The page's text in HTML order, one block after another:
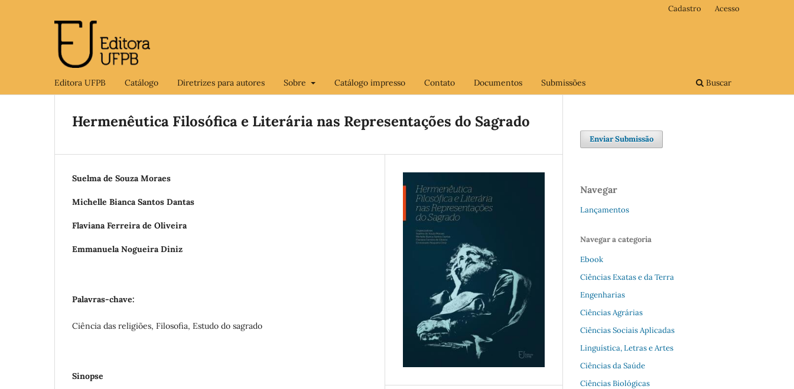
Editora UFPB Catálogo Diretrizes para autores Sobre Catálogo impresso Contato Documentos Submissões Buscar
Cadastro Acesso
Hermenêutica Filosófica e Literária nas Representações do Sagrado
Suelma de Souza Moraes
Michelle Bianca Santos Dantas
Flaviana Ferreira de Oliveira
Emmanuela Nogueira Diniz
Palavras-chave:
Ciência das religiões, Filosofia, Estudo do sagrado
Sinopse
Enviar Submissão
Navegar
Lançamentos
Navegar a categoria
Ebook
Ciências Exatas e da Terra
Engenharias
Ciências Agrárias
Ciências Sociais Aplicadas
Linguística, Letras e Artes
Ciências da Saúde
Ciências Biológicas